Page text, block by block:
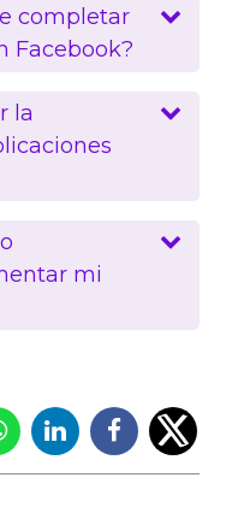
completar
Facebook?
la
mi